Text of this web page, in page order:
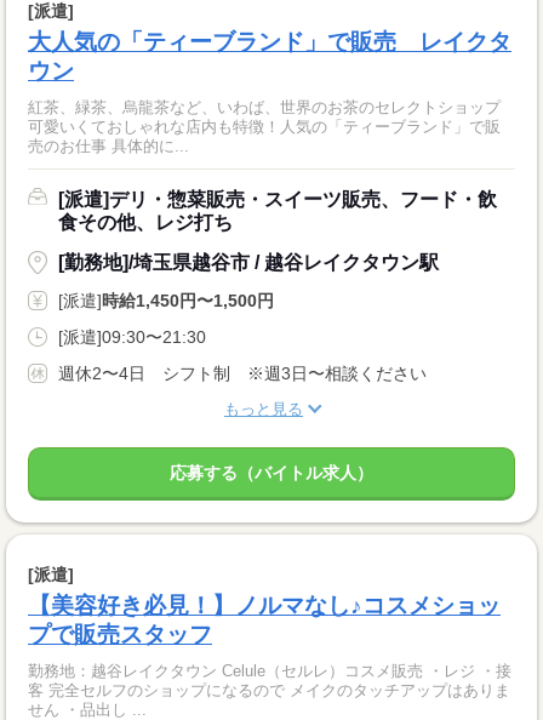
[派遣]
大人気の「ティーブランド」で販売 レイクタ
ウン
紅茶、緑茶、烏龍茶など、いわば、世界のお茶のセレクトショップ
可愛いくておしゃれな店内も特徴！人気の「ティーブランド」で販
売のお仕事 具体的に...
[派遣]デリ・惣菜販売・スイーツ販売、フード・飲
食その他、レジ打ち
[勤務地]/埼玉県越谷市 / 越谷レイクタウン駅
[派遣]時給1,450円〜1,500円
[派遣]09:30〜21:30
週休2〜4日 シフト制 ※週3日〜相談ください
もっと見る
応募する（バイトル求人）
[派遣]
【美容好き必見！】ノルマなし♪コスメショッ
プで販売スタッフ
勤務地：越谷レイクタウン Celule（セルレ）コスメ販売 ・レジ ・接
客 完全セルフのショップになるので メイクのタッチアップはありま
せん ・品出し ...